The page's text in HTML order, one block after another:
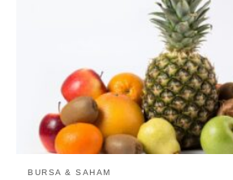
BURSA & SAHAM